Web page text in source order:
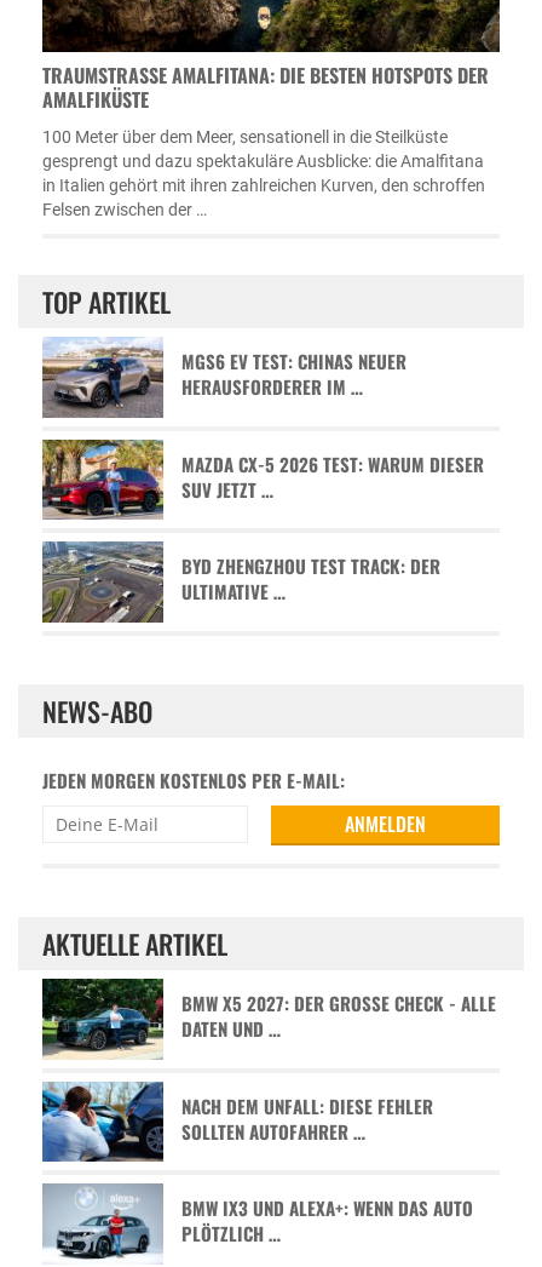
TRAUMSTRASSE AMALFITANA: DIE BESTEN HOTSPOTS DER A
MALFIKÜSTE
100 Meter über dem Meer, sensationell in die Steilküste
gesprengt und dazu spektakuläre Ausblicke: die Amalfitana
in Italien gehört mit ihren zahlreichen Kurven, den schroffen
Felsen zwischen der …
TOP ARTIKEL
MGS6 EV TEST: CHINAS NEUER
HERAUSFORDERER IM …
MAZDA CX-5 2026 TEST: WARUM DIESER
SUV JETZT …
BYD ZHENGZHOU TEST TRACK: DER
ULTIMATIVE …
NEWS-ABO
JEDEN MORGEN KOSTENLOS PER E-MAIL:
AKTUELLE ARTIKEL
BMW X5 2027: DER GROSSE CHECK - ALLE D
ATEN UND …
NACH DEM UNFALL: DIESE FEHLER
SOLLTEN AUTOFAHRER …
BMW IX3 UND ALEXA+: WENN DAS AUTO
PLÖTZLICH …